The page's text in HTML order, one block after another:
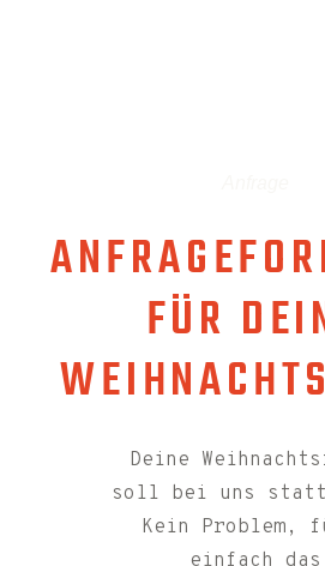
FÜR
Deine
soll bei uns
Kein Problem,
einfach das